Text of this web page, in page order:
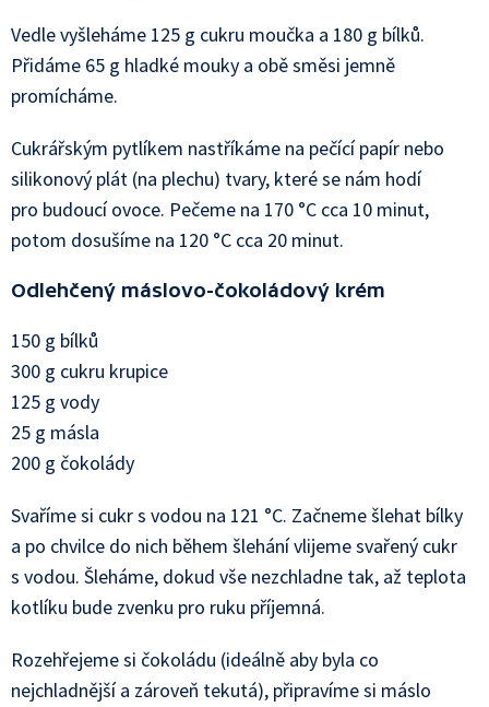
Vedle vyšleháme 125 g cukru moučka a 180 g bílků.
Přidáme 65 g hladké mouky a obě směsi jemně
promícháme.
Cukrářským pytlíkem nastříkáme na pečící papír nebo
silikonový plát (na plechu) tvary, které se nám hodí
pro budoucí ovoce. Pečeme na 170 °C cca 10 minut,
potom dosušíme na 120 °C cca 20 minut.
Odlehčený máslovo-čokoládový krém
150 g bílků
300 g cukru krupice
125 g vody
25 g másla
200 g čokolády
Svaříme si cukr s vodou na 121 °C. Začneme šlehat bílky
a po chvilce do nich během šlehání vlijeme svařený cukr
s vodou. Šleháme, dokud vše nezchladne tak, až teplota
kotlíku bude zvenku pro ruku příjemná.
Rozehřejeme si čokoládu (ideálně aby byla co
nejchladnější a zároveň tekutá), připravíme si máslo